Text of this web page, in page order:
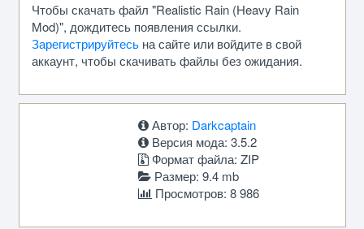
Чтобы скачать файл "Realistic Rain (Heavy Rain
Mod)", дождитесь появления ссылки.
Зарегистрируйтесьна сайте или войдите в свой
аккаунт, чтобы скачивать файлы без ожидания.
Автор: Darkcaptain
Версия мода: 3.5.2
Формат файла: ZIP
Размер: 9.4 mb
Просмотров: 8 986